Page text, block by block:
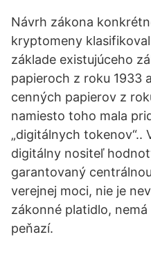
Návrh zákona
kryptomeny
základe existujúceho
papieroch z roku 1933
cenných papierov z
namiesto toho mala
„digitálnych tokenov“..
digitálny nositeľ
garantovaný
verejnej moci, nie je
zákonné platidlo,
peňazí.